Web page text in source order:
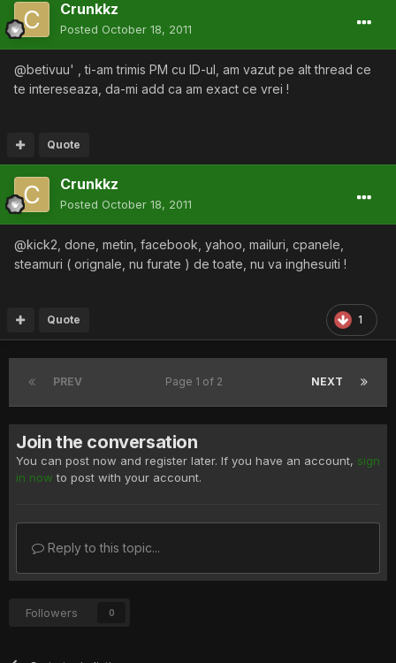
Crunkkz
Posted October 18, 2011
@betivuu' , ti-am trimis PM cu ID-ul, am vazut pe alt thread ce
te intereseaza, da-mi add ca am exact ce vrei !
Quote
Crunkkz
Posted October 18, 2011
@kick2, done, metin, facebook, yahoo, mailuri, cpanele,
steamuri ( orignale, nu furate ) de toate, nu va inghesuiti !
1
Quote
PREV NEXT
Page 1 of 2
Join the conversation
You can post now and register later. If you have an account, sign
in now to post with your account.
Reply to this topic...
Followers 0